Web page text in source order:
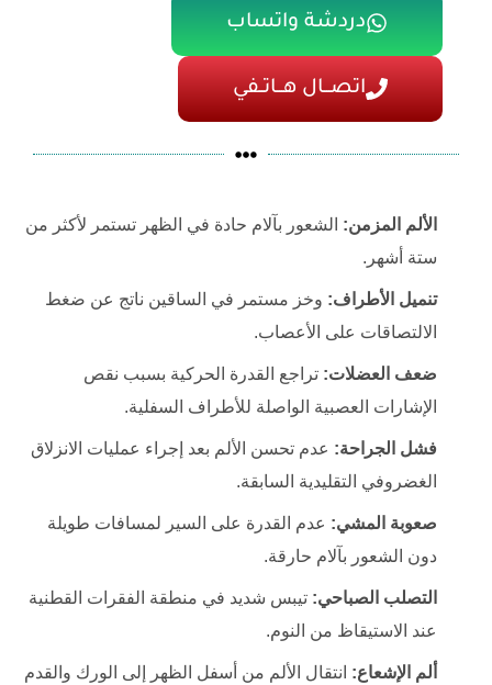
دردشة واتساب
اتصـــال هـــاتــفي
الألم المزمن: الشعور بآلام حادة في الظهر تستمر لأكثر من
ستة أشهر.
تنميل الأطراف: وخز مستمر في الساقين ناتج عن ضغط
الالتصاقات على الأعصاب.
ضعف العضلات: تراجع القدرة الحركية بسبب نقص
الإشارات العصبية الواصلة للأطراف السفلية.
فشل الجراحة: عدم تحسن الألم بعد إجراء عمليات الانزلاق
الغضروفي التقليدية السابقة.
صعوبة المشي: عدم القدرة على السير لمسافات طويلة
دون الشعور بآلام حارقة.
التصلب الصباحي: تيبس شديد في منطقة الفقرات القطنية
عند الاستيقاظ من النوم.
ألم الإشعاع: انتقال الألم من أسفل الظهر إلى الورك والقدم